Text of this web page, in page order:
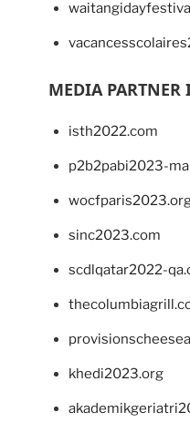
MEDIA PARTNER
isth2022.com
p2b2pabi2023-
sinc2023.com
scdlqatar2022-
khedi2023.org